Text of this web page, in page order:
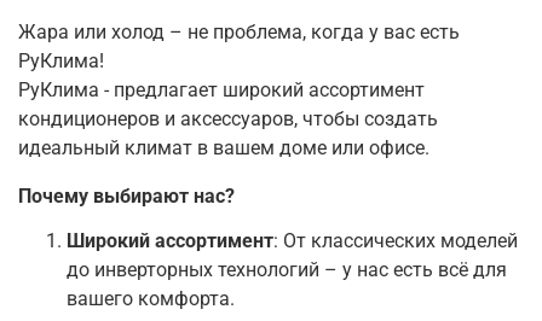
Жара или холод – не проблема, когда у вас есть
РуКлима!
РуКлима - предлагает широкий ассортимент
кондиционеров и аксессуаров, чтобы создать
идеальный климат в вашем доме или офисе.
Почему выбирают нас?
Широкий ассортимент: От классических моделей
до инверторных технологий – у нас есть всё для
вашего комфорта.